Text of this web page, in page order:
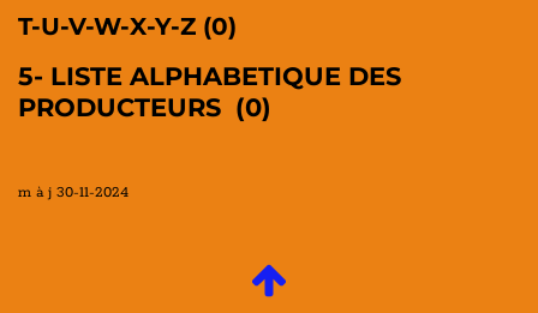
T-U-V-W-X-Y-Z (0)
5- LISTE ALPHABETIQUE DES
PRODUCTEURS (0)
m à j 30-11-2024